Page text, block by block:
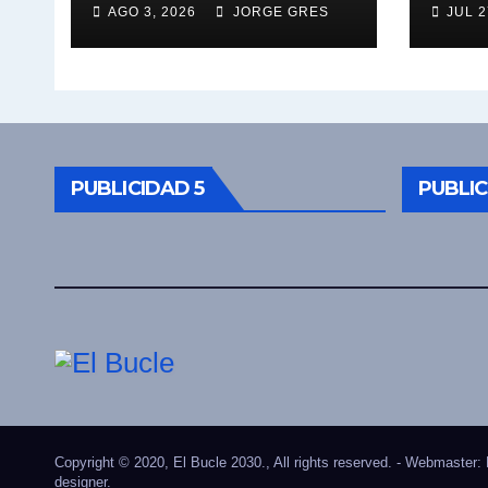
vez . Pablo Moyano
en vivo sobran las
AGO 3, 2026 JORGE GRES
a el
JUL
PUBLICIDAD 5
Copyright © 2020, El Bucle 2030., All rights reserved. - Webmaster:
designer.